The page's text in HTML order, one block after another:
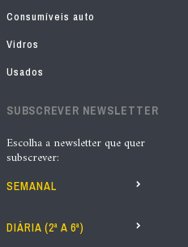
Consumíveis auto
Vidros
Usados
SUBSCREVER NEWSLETTER
Escolha a newsletter que quer
subscrever:
SEMANAL
DIÁRIA (2ª A 6ª)